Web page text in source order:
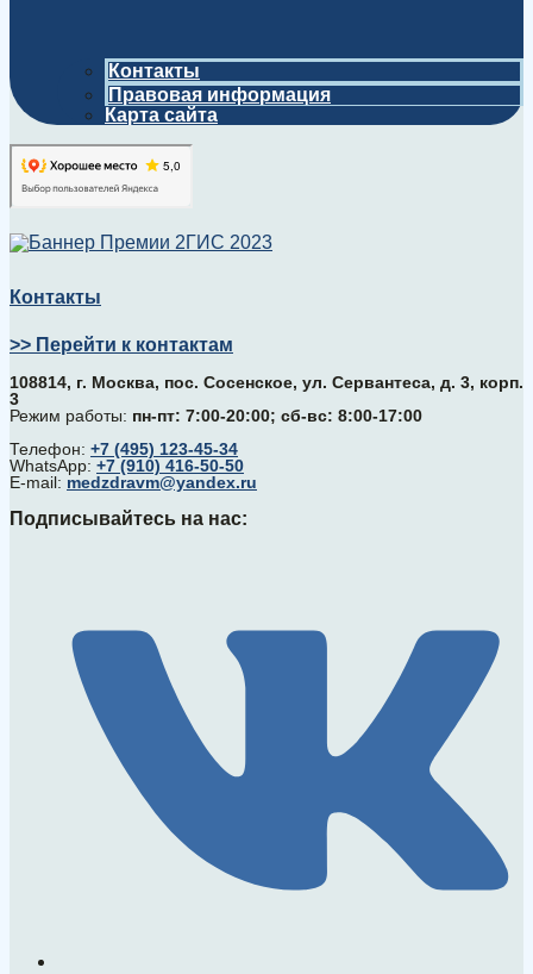
Контакты
Правовая информация
Карта сайта
Контакты
>> Перейти к контактам
108814, г. Москва, поc. Сосенское, ул. Сервантеса, д. 3, корп.
3
Режим работы: пн-пт: 7:00-20:00; сб-вс: 8:00-17:00
Телефон: +7 (495) 123-45-34
WhatsApp: +7 (910) 416-50-50
E-mail: medzdravm@yandex.ru
Подписывайтесь на нас: